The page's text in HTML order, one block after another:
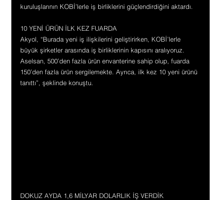
kuruluşlarının KOBİ’lerle iş birliklerini güçlendirdiğini aktardı.
10 YENİ ÜRÜN İLK KEZ FUARDA
Akyol, “Burada yeni iş ilişkilerini geliştirirken, KOBİ’lerle
büyük şirketler arasında iş birliklerinin kapısını aralıyoruz.
Aselsan, 500’den fazla ürün envanterine sahip olup, fuarda
150’den fazla ürün sergilemekte. Ayrıca, ilk kez 10 yeni ürünü
tanıttı”, şeklinde konuştu.
DOKUZ AYDA 1,6 MİLYAR DOLARLIK İŞ VERDİK